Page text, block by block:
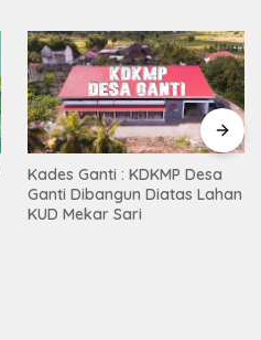
Kades Ganti : KDKMP Desa
Ganti Dibangun Diatas Lahan
KUD Mekar Sari